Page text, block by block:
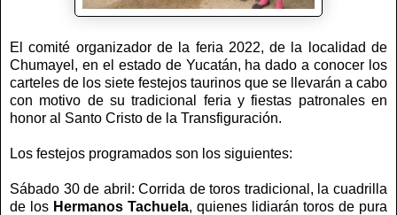
El comité organizador de la feria 2022, de la localidad de
Chumayel, en el estado de Yucatán, ha dado a conocer los
carteles de los siete festejos taurinos que se llevarán a cabo
con motivo de su tradicional feria y fiestas patronales en
honor al Santo Cristo de la Transfiguración.
Los festejos programados son los siguientes:
Sábado 30 de abril: Corrida de toros tradicional, la cuadrilla
de los Hermanos Tachuela, quienes lidiarán toros de pura